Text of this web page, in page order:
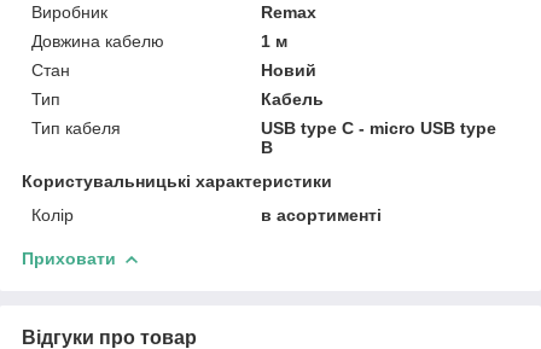
Виробник
Remax
Довжина кабелю
1 м
Стан
Новий
Тип
Кабель
Тип кабеля
USB type C - micro USB type
В
Користувальницькі характеристики
Колір
в асортименті
Приховати
Відгуки про товар